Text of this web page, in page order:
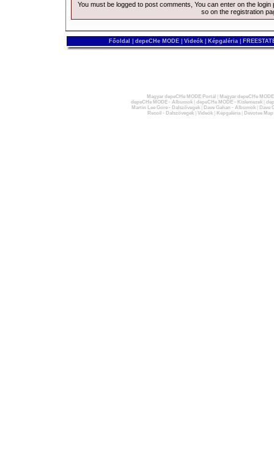
You must be logged to post comments, You can enter on the login
so on the registration
Főoldal depeCHe MODE Videók Képgaléria
Magyar depeCHe MODE Portál
Magyar depeCHe
depeCHe MODE - Albumok| depeCHe MODE - Kislemezek|
Martin Lee Gore - Dalszövegek| Dave Gahan - Albumok|
Dave
Recoil - Dalszövegek| Videók| Képgaléria| Devotee Map